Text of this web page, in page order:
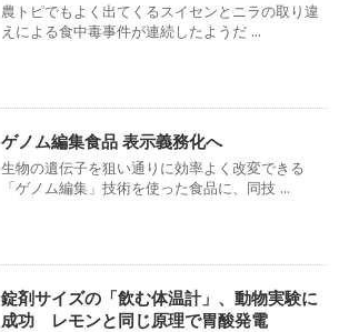
農トピでもよく出てくるスイセンとニラの取り違
えによる食中毒事件が連続したようだ ...
ゲノム編集食品 表示義務化へ
生物の遺伝子を狙い通りに効率よく改変できる
「ゲノム編集」技術を使った食品に、同技 ...
錠剤サイズの「飲む体温計」、動物実験に
成功 レモンと同じ原理で胃酸発電